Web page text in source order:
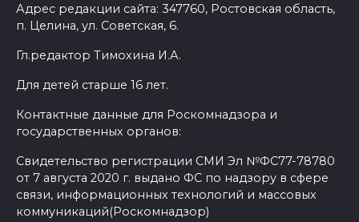
Адрес редакции сайта: 347760, Ростовская область,
п. Целина, ул. Советская, 6.
Гл.редактор Тимохина И.А.
Для детей старше 16 лет.
Контактные данные для Роскомнадзора и
государственных органов:
Свидетельство регистрации СМИ Эл №ФС77-78780
от 7 августа 2020 г. выдано ФС по надзору в сфере
связи, информационных технологий и массовых
коммуникаций(Роскомнадзор)